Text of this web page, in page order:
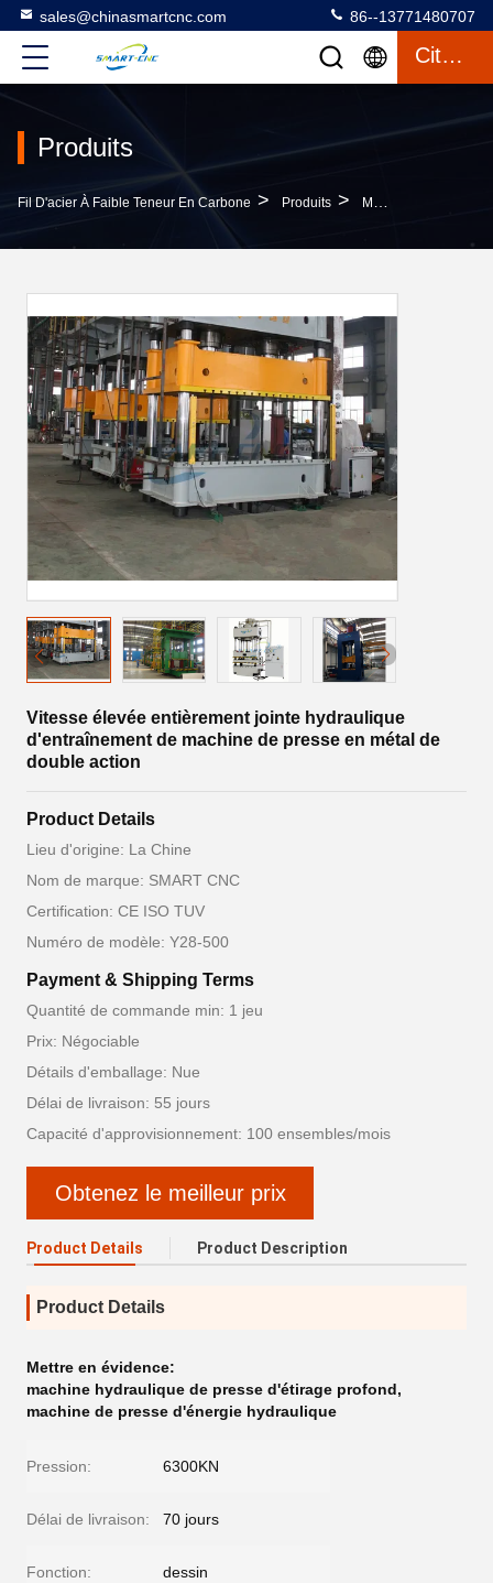
sales@chinasmartcnc.com 86--13771480707
Citation
Produits
Fil D'acier À Faible Teneur En Carbone > Produits > Machine De Presse Hydraulique
Vitesse élevée entièrement jointe hydraulique
d'entraînement de machine de presse en métal de
double action
Product Details
Lieu d'origine: La Chine
Nom de marque: SMART CNC
Certification: CE ISO TUV
Numéro de modèle: Y28-500
Payment & Shipping Terms
Quantité de commande min: 1 jeu
Prix: Négociable
Détails d'emballage: Nue
Délai de livraison: 55 jours
Capacité d'approvisionnement: 100 ensembles/mois
Obtenez le meilleur prix
Product Details Product Description
Product Details
Mettre en évidence:
machine hydraulique de presse d'étirage profond,
machine de presse d'énergie hydraulique
Pression: 6300KN
Délai de livraison: 70 jours
Fonction: dessin